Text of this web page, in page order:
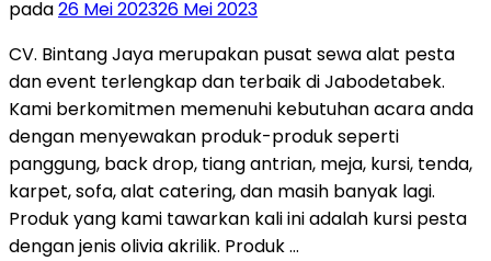
pada26 Mei 202326 Mei 2023
CV. Bintang Jaya merupakan pusat sewa alat pesta
dan event terlengkap dan terbaik di Jabodetabek.
Kami berkomitmen memenuhi kebutuhan acara anda
dengan menyewakan produk-produk seperti
panggung, back drop, tiang antrian, meja, kursi, tenda,
karpet, sofa, alat catering, dan masih banyak lagi.
Produk yang kami tawarkan kali ini adalah kursi pesta
dengan jenis olivia akrilik. Produk …